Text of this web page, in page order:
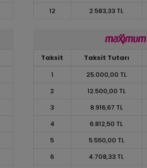
12
2.583,33 TL
Taksit Taksit Tutarı
1
25.000,00 TL
2
12.500,00 TL
3
8.916,67 TL
4
6.812,50 TL
5
5.550,00 TL
6
4.708,33 TL